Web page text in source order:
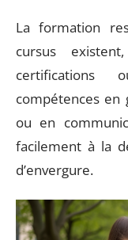
La formation
cursus
certifications
compétences en
ou en
facilement à la
d’envergure.